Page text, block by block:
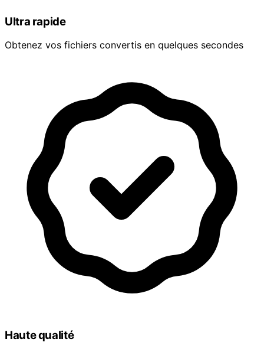
Ultra rapide
Obtenez vos fichiers convertis en quelques secondes
Haute qualité